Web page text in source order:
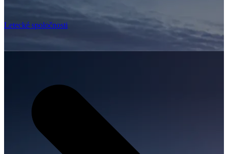
Letecké spoločnosti